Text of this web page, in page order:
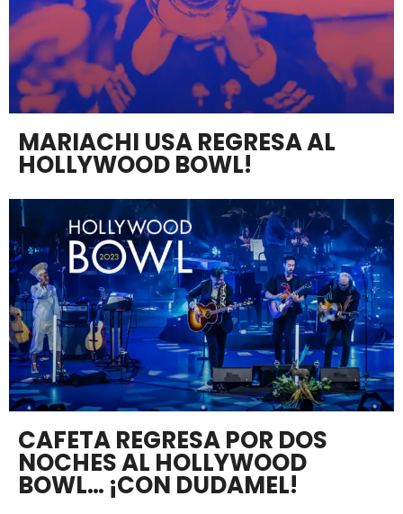
MARIACHI USA REGRESA AL
HOLLYWOOD BOWL!
CAFETA REGRESA POR DOS
NOCHES AL HOLLYWOOD
BOWL… ¡CON DUDAMEL!